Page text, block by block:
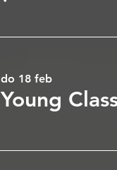
do 18 feb